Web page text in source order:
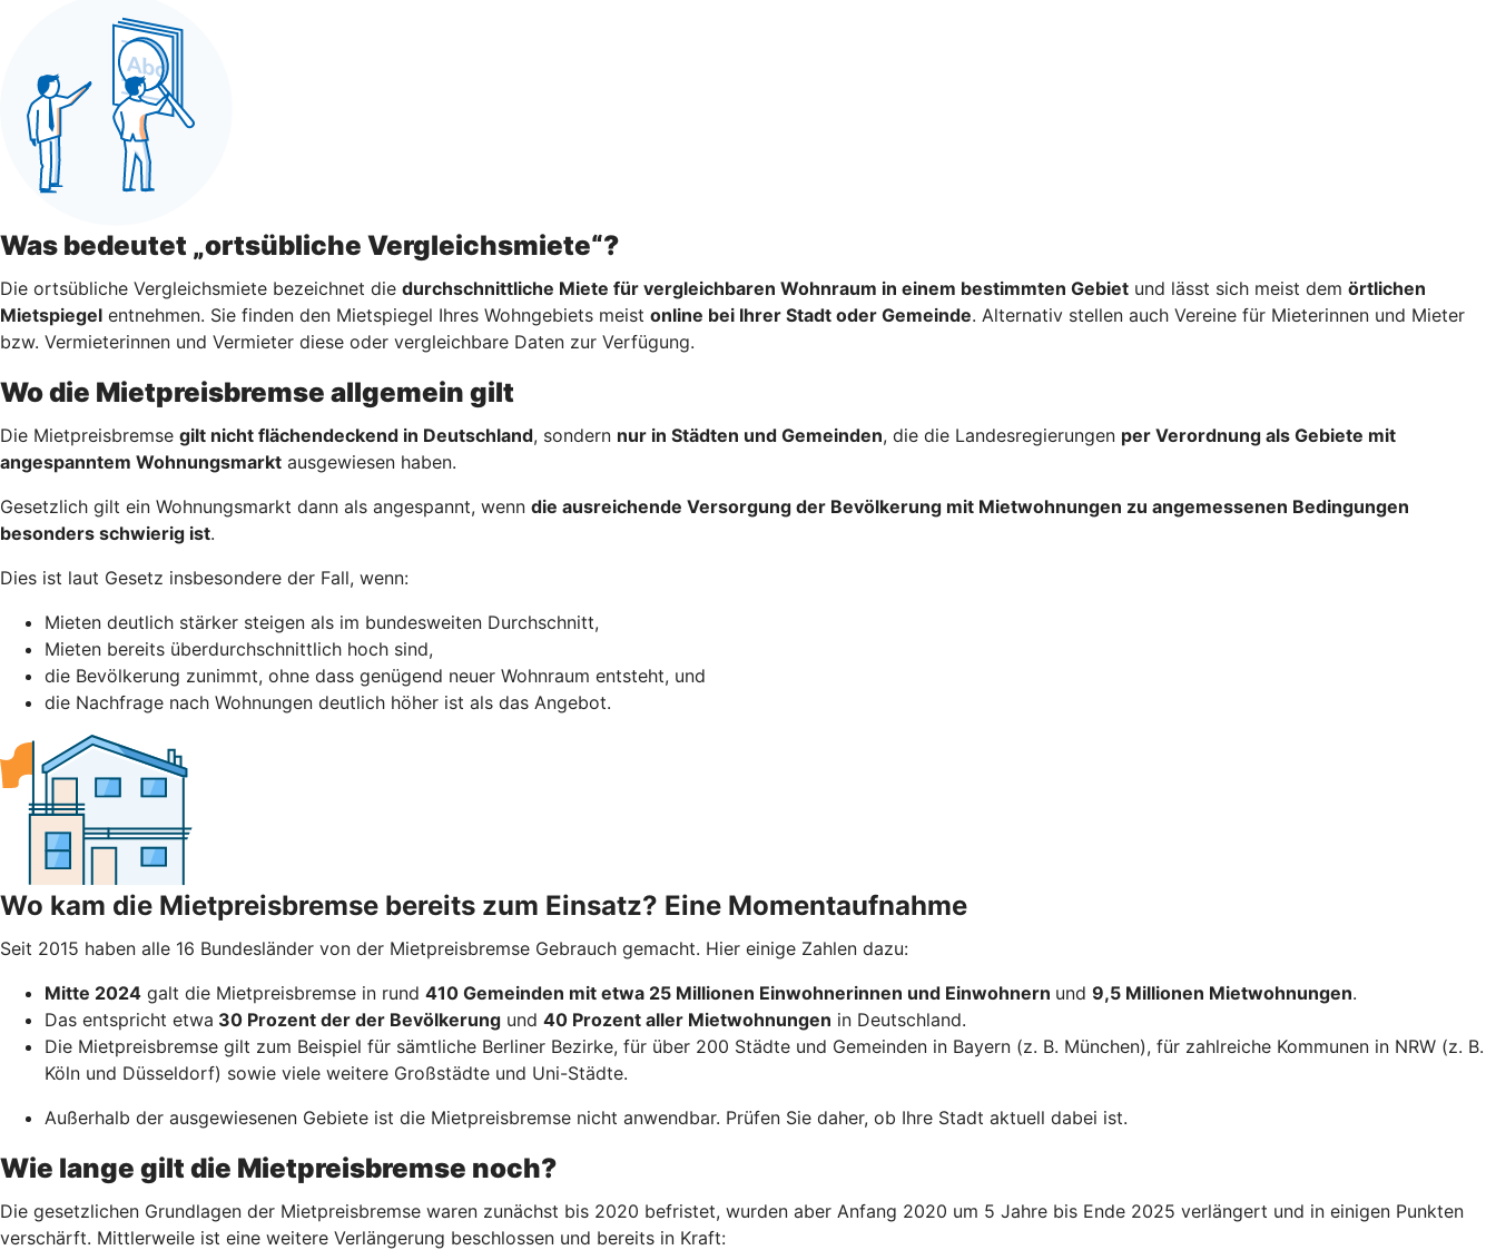
Was bedeutet „ortsübliche Vergleichsmiete“?
Die ortsübliche Vergleichsmiete bezeichnet die durchschnittliche Miete für vergleichbaren Wohnraum in einem bestimmten Gebiet und lässt sich meist dem örtlichen
Mietspiegel entnehmen. Sie finden den Mietspiegel Ihres Wohngebiets meist online bei Ihrer Stadt oder Gemeinde. Alternativ stellen auch Vereine für Mieterinnen und Mieter
bzw. Vermieterinnen und Vermieter diese oder vergleichbare Daten zur Verfügung.
Wo die Mietpreisbremse allgemein gilt
Die Mietpreisbremse gilt nicht flächendeckend in Deutschland, sondern nur in Städten und Gemeinden, die die Landesregierungen per Verordnung als Gebiete mit
angespanntem Wohnungsmarkt ausgewiesen haben.
Gesetzlich gilt ein Wohnungsmarkt dann als angespannt, wenn die ausreichende Versorgung der Bevölkerung mit Mietwohnungen zu angemessenen Bedingungen
besonders schwierig ist.
Dies ist laut Gesetz insbesondere der Fall, wenn:
Mieten deutlich stärker steigen als im bundesweiten Durchschnitt,
Mieten bereits überdurchschnittlich hoch sind,
die Bevölkerung zunimmt, ohne dass genügend neuer Wohnraum entsteht, und
die Nachfrage nach Wohnungen deutlich höher ist als das Angebot.
Wo kam die Mietpreisbremse bereits zum Einsatz? Eine Momentaufnahme
Seit 2015 haben alle 16 Bundesländer von der Mietpreisbremse Gebrauch gemacht. Hier einige Zahlen dazu:
Mitte 2024 galt die Mietpreisbremse in rund 410 Gemeinden mit etwa 25 Millionen Einwohnerinnen und Einwohnern und 9,5 Millionen Mietwohnungen.
Das entspricht etwa 30 Prozent der der Bevölkerung und 40 Prozent aller Mietwohnungen in Deutschland.
Die Mietpreisbremse gilt zum Beispiel für sämtliche Berliner Bezirke, für über 200 Städte und Gemeinden in Bayern (z. B. München), für zahlreiche Kommunen in NRW (z. B.
Köln und Düsseldorf) sowie viele weitere Großstädte und Uni-Städte.
Außerhalb der ausgewiesenen Gebiete ist die Mietpreisbremse nicht anwendbar. Prüfen Sie daher, ob Ihre Stadt aktuell dabei ist.
Wie lange gilt die Mietpreisbremse noch?
Die gesetzlichen Grundlagen der Mietpreisbremse waren zunächst bis 2020 befristet, wurden aber Anfang 2020 um 5 Jahre bis Ende 2025 verlängert und in einigen Punkten
verschärft. Mittlerweile ist eine weitere Verlängerung beschlossen und bereits in Kraft: